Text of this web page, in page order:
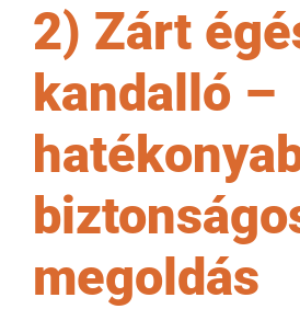
2) Zárt
kandalló –
megoldás